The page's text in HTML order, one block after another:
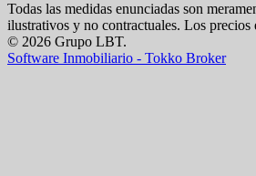
Todas las medidas enunciadas son
ilustrativos y no contractuales. Los
© 2026 Grupo LBT.
Software Inmobiliario - Tokko Broker